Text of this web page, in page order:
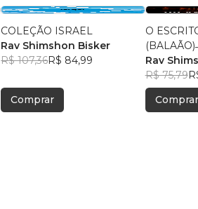
COLEÇÃO ISRAEL
Rav Shimshon Bisker
R$ 107,36R$ 84,99
Comprar
O
Rav
R$ 75,79
Comprar